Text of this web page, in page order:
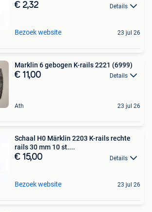
€ 2,32 Details
Bezoek website 23 jul 26
Marklin 6 gebogen K-rails 2221 (6999)
€ 11,00 Details
Ath 23 jul 26
Schaal H0 Märklin 2203 K-rails rechte
rails 30 mm 10 st....
€ 15,00 Details
Bezoek website 23 jul 26